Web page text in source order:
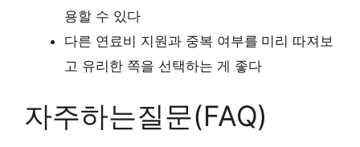
용할 수 있다
다른 연료비 지원과 중복 여부를 미리 따져보
고 유리한 쪽을 선택하는 게 좋다
자주하는질문(FAQ)